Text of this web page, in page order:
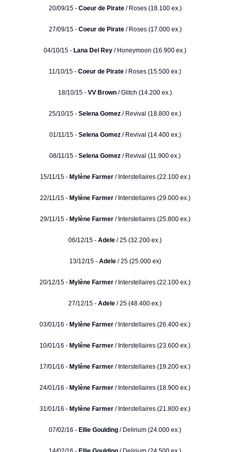
20/09/15 - Coeur de Pirate/ Roses (18.100 ex.)
27/09/15 - Coeur de Pirate/ Roses (17.000 ex.)
04/10/15 - Lana Del Rey / Honeymoon (16.900 ex.)
11/10/15 - Coeur de Pirate / Roses (15.500 ex.)
18/10/15 - VV Brown / Glitch (14.200 ex.)
25/10/15 - Selena Gomez / Revival (18.800 ex.)
01/11/15 - Selena Gomez/ Revival (14.400 ex.)
08/11/15 - Selena Gomez / Revival (11.900 ex.)
15/11/15 - Mylène Farmer/ Interstellaires (22.100 ex.)
22/11/15 - Mylène Farmer/ Interstellaires (29.000 ex.)
29/11/15 - Mylène Farmer/ Interstellaires (25.800 ex.)
06/12/15 - Adele / 25 (32.200 ex.)
13/12/15 - Adele / 25 (25.000 ex)
20/12/15 - Mylène Farmer / Interstellaires (22.100 ex.)
27/12/15 - Adele / 25 (48.400 ex.)
03/01/16 - Mylène Farmer / Interstellaires (26.400 ex.)
10/01/16 - Mylène Farmer / Interstellaires (23.600 ex.)
17/01/16 - Mylène Farmer / Interstellaires (19.200 ex.)
24/01/16 - Mylène Farmer / Interstellaires (18.900 ex.)
31/01/16 - Mylène Farmer / Interstellaires (21.800 ex.)
07/02/16 - Ellie Goulding / Delirium (24.000 ex.)